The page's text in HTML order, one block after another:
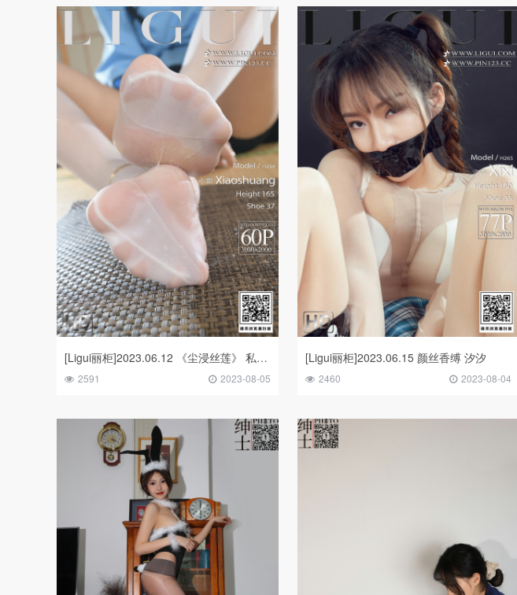
[Ligui丽柜]2023.06.12 《尘浸丝莲》 私人定制 小爽
2591 2023-08-05
[Ligui丽柜]2023.06.15 颜丝香缚 汐汐
2460 2023-08-04